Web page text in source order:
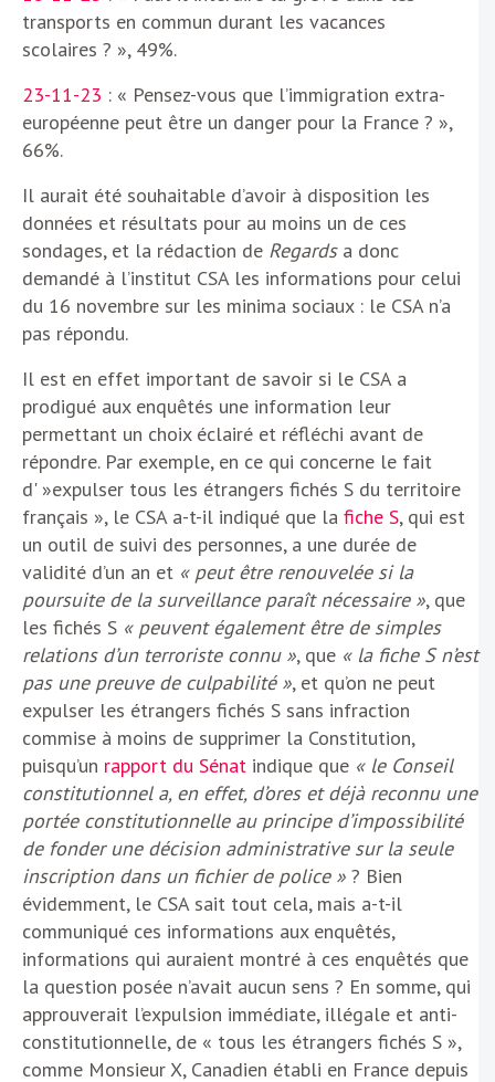
transports en commun durant les vacances
scolaires ? », 49%.
23-11-23 : « Pensez-vous que l’immigration extra-
européenne peut être un danger pour la France ? »,
66%.
Il aurait été souhaitable d’avoir à disposition les
données et résultats pour au moins un de ces
sondages, et la rédaction de Regards a donc
demandé à l’institut CSA les informations pour celui
du 16 novembre sur les minima sociaux : le CSA n’a
pas répondu.
Il est en effet important de savoir si le CSA a
prodigué aux enquêtés une information leur
permettant un choix éclairé et réfléchi avant de
répondre. Par exemple, en ce qui concerne le fait
d' »expulser tous les étrangers fichés S du territoire
français », le CSA a-t-il indiqué que la fiche S, qui est
un outil de suivi des personnes, a une durée de
validité d’un an et « peut être renouvelée si la
poursuite de la surveillance paraît nécessaire », que
les fichés S « peuvent également être de simples
relations d’un terroriste connu », que « la fiche S n’est
pas une preuve de culpabilité », et qu’on ne peut
expulser les étrangers fichés S sans infraction
commise à moins de supprimer la Constitution,
puisqu’un rapport du Sénat indique que « le Conseil
constitutionnel a, en effet, d’ores et déjà reconnu une
portée constitutionnelle au principe d’impossibilité
de fonder une décision administrative sur la seule
inscription dans un fichier de police » ? Bien
évidemment, le CSA sait tout cela, mais a-t-il
communiqué ces informations aux enquêtés,
informations qui auraient montré à ces enquêtés que
la question posée n’avait aucun sens ? En somme, qui
approuverait l’expulsion immédiate, illégale et anti-
constitutionnelle, de « tous les étrangers fichés S »,
comme Monsieur X, Canadien établi en France depuis